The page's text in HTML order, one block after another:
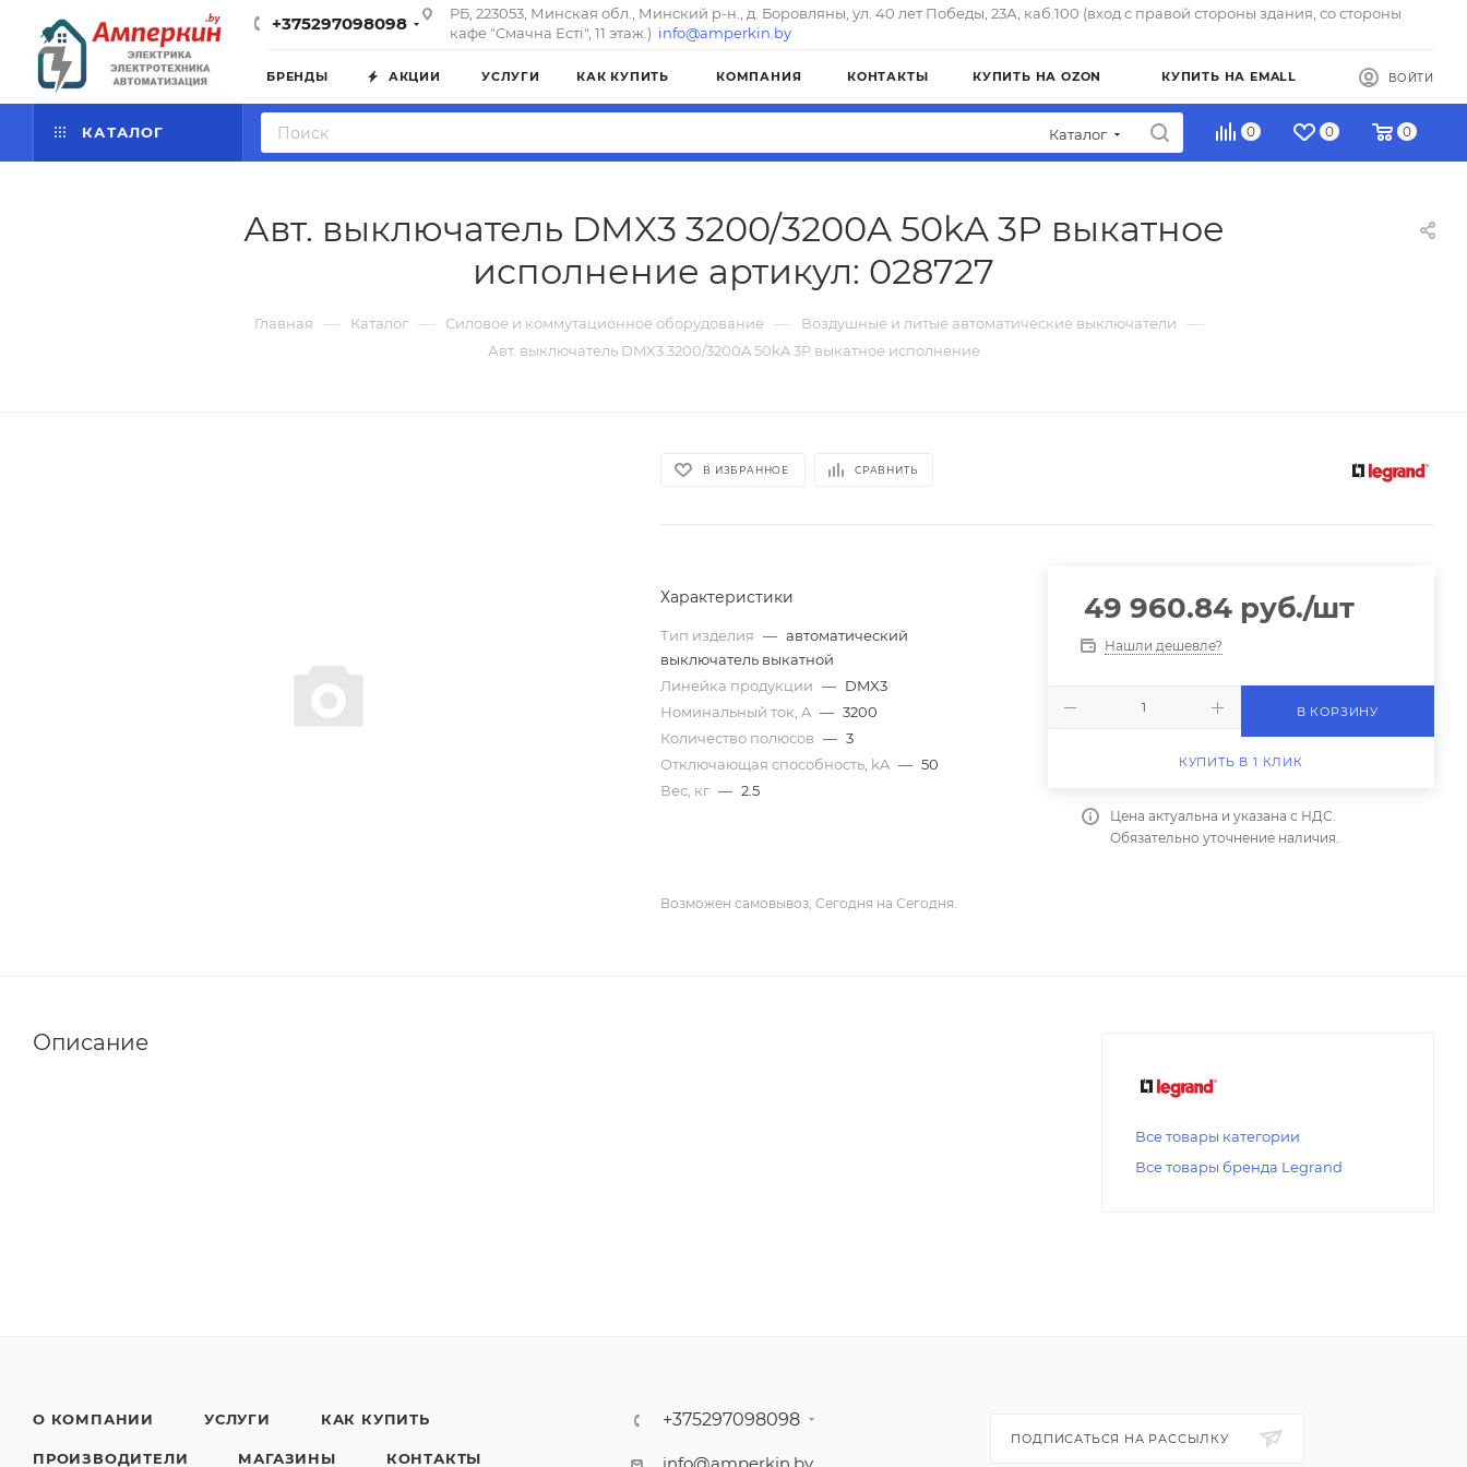
+375297098098
РБ, 223053, Минская обл., Минский р-н., д. Боровляны, ул. 40 лет Победы, 23А, каб.100 (вход с правой стороны здания, со стороны
кафе "Смачна Естi", 11 этаж.) info@amperkin.by
БРЕНДЫ АКЦИИ УСЛУГИ КАК КУПИТЬ КОМПАНИЯ КОНТАКТЫ КУПИТЬ НА OZON КУПИТЬ НА EMALL ВОЙТИ
КАТАЛОГ Каталог 0 0 0
Авт. выключатель DMX3 3200/3200A 50kA 3P выкатное
исполнение артикул: 028727
Главная — Каталог — Силовое и коммутационное оборудование — Воздушные и литые автоматические выключатели —
Авт. выключатель DMX3 3200/3200A 50kA 3P выкатное исполнение
В ИЗБРАННОЕ СРАВНИТЬ
Характеристики
Тип изделия — автоматический
выключатель выкатной
Линейка продукции — DMX3
Номинальный ток, A — 3200
Количество полюсов — 3
Отключающая способность, kA — 50
Вес, кг — 2.5
49 960.84руб./шт
Нашли дешевле?
В КОРЗИНУ
КУПИТЬ В 1 КЛИК
Цена актуальна и указана с НДС.
Обязательно уточнение наличия.
Возможен самовывоз, Сегодня на Сегодня.
Описание
Все товары категории
Все товары бренда Legrand
О КОМПАНИИ УСЛУГИ КАК КУПИТЬ
ПРОИЗВОДИТЕЛИ МАГАЗИНЫ КОНТАКТЫ
+375297098098
ПОДПИСАТЬСЯ НА РАССЫЛКУ